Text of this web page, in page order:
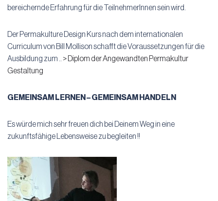
bereichernde Erfahrung für die TeilnehmerInnen sein wird.
Der Permakulture Design Kurs nach dem internationalen
Curriculum von Bill Mollison schafft die Voraussetzungen für die
Ausbildung zum .. > Diplom der Angewandten Permakultur
Gestaltung
GEMEINSAM LERNEN – GEMEINSAM HANDELN
Es würde mich sehr freuen dich bei Deinem Weg in eine
zukunftsfähige Lebensweise zu begleiten !!